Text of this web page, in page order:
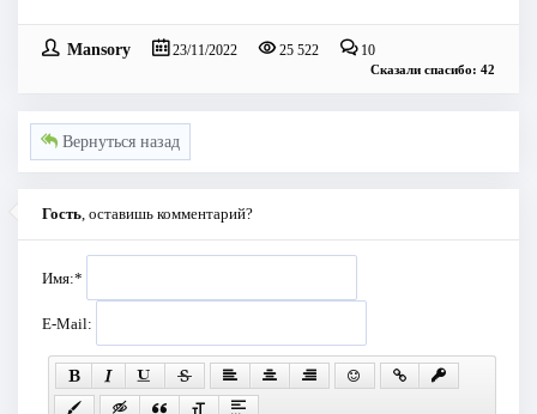
Mansory 23/11/2022 25 522 10
Сказали спасибо: 42
Вернуться назад
Гость, оставишь комментарий?
Имя:*
E-Mail: